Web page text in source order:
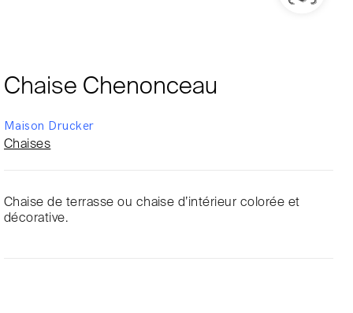
Chaise Chenonceau
Maison Drucker
Chaises
Chaise de terrasse ou chaise d’intérieur colorée et
décorative.